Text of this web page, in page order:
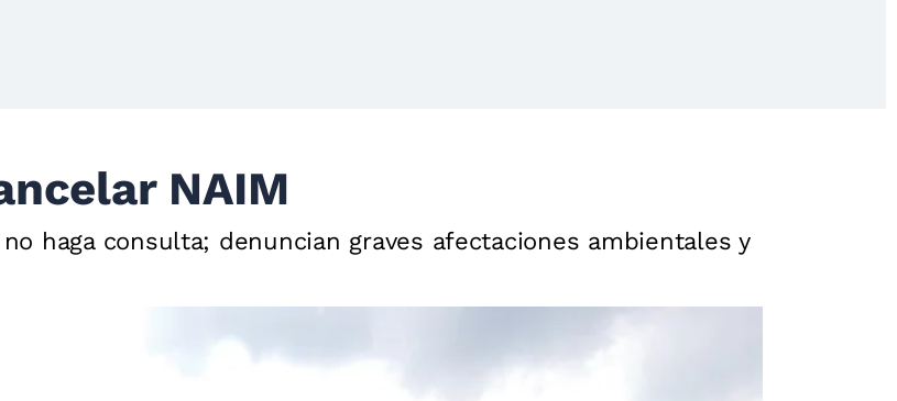
NAIM
haga consulta; denuncian graves afectaciones ambientales y